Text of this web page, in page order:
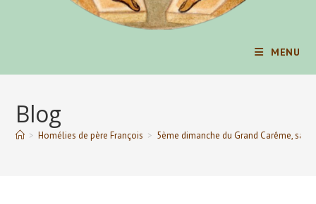
MENU
Blog
> Homélies de père François > 5ème dimanche du Grand Carême,